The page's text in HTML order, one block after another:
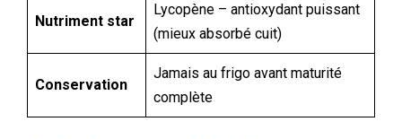
Nutriment star
Lycopène – antioxydant puissant
(mieux absorbé cuit)
Conservation
Jamais au frigo avant maturité
complète